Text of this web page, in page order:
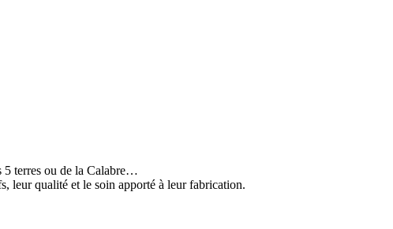
5 terres ou de la Calabre…
leur qualité et le soin apporté à leur fabrication.